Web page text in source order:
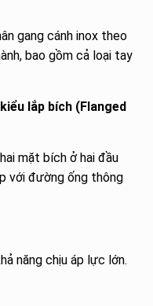
gang cánh inox theo
bao gồm cả loại tay
lắp bích (Flanged
mặt bích ở hai đầu
với đường ống thông
năng chịu áp lực lớn.